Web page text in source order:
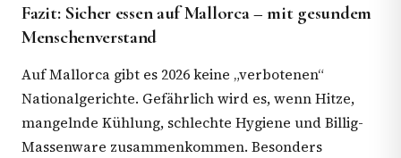
Fazit: Sicher essen auf Mallorca – mit gesundem
Menschenverstand
Auf Mallorca gibt es 2026 keine „verbotenen“
Nationalgerichte. Gefährlich wird es, wenn Hitze,
mangelnde Kühlung, schlechte Hygiene und Billig-
Massenware zusammenkommen. Besonders